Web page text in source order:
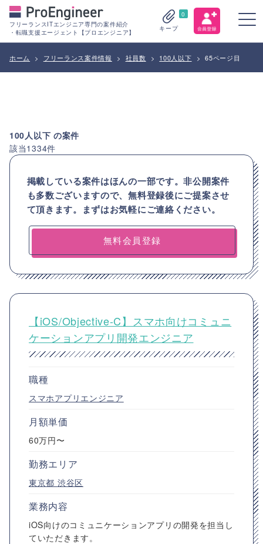
フリーランスITエンジニア専門の案件紹介
・転職支援エージェント【プロエンジニア】
0
キープ
ホーム > フリーランス案件情報 > 社員数 > 100人以下 > 65ページ目
100人以下 の案件
該当1334件
掲載している案件はほんの一部です。非公開案件
も多数ございますので、無料登録後にご提案させ
て頂きます。まずはお気軽にご連絡ください。
無料会員登録
【iOS/Objective-C】スマホ向けコミュニ
ケーションアプリ開発エンジニア
職種
スマホアプリエンジニア
月額単価
60万円〜
勤務エリア
東京都 渋谷区
業務内容
iOS向けのコミュニケーションアプリの開発を担当し
ていただきます。